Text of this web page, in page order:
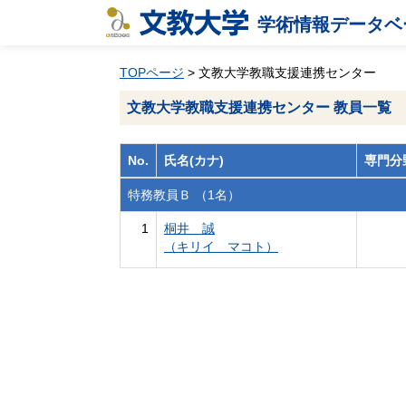
学術情報データ
TOPページ > 文教大学教職支援連携センター
文教大学教職支援連携センター 教員一覧
No. 氏名(カナ) 専門分
特務教員Ｂ （1名）
1
桐井 誠
（キリイ マコト）